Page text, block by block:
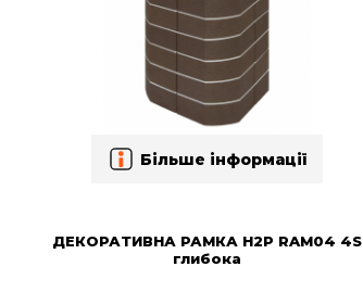
Більше інформації
ДЕКОРАТИВНА РАМКА H2P RAM04 4S
глибока